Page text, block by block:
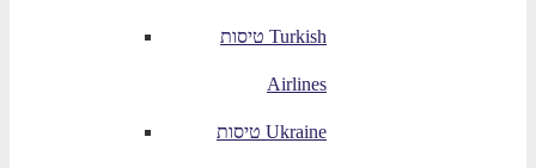
טיסות Turkish
Airlines
טיסות Ukraine